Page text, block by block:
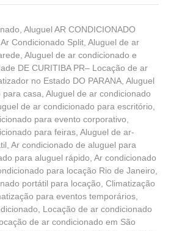
, Aluguel AR CONDICIONADO
Condicionado Split, Aluguel de ar
, Aluguel de ar condicionado e
DE CURITIBA PR– Locação de ar
no Estado DO PARANA, Aluguel
para casa, Aluguel de ar condicionado
de ar condicionado para escritório,
para evento corporativo,
para feiras, Aluguel de ar-
, Ar condicionado de aluguel para
para aluguel rápido, Ar condicionado
para locação Rio de Janeiro,
portátil para locação, Climatização
para eventos temporários,
, Locação de ar condicionado
de ar condicionado em São